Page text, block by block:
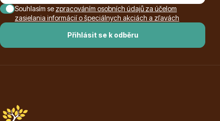
Plazivé rostliny
Popínavé rostliny
Přihlásit se k odběru
Souhlasím se zpracováním osobních údajů za účelom
zasielania informácií o špeciálnych akciách a zľavách